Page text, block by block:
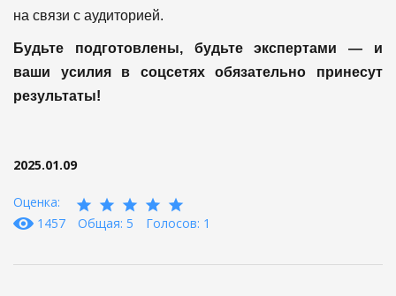
на связи с аудиторией.
Будьте подготовлены, будьте экспертами — и
ваши усилия в соцсетях обязательно принесут
результаты!
2025.01.09
Оценка:
1457
Общая: 5 Голосов: 1